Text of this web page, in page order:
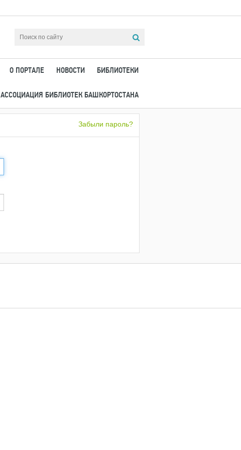
БИБЛИОТЕКИ
НОВОСТИ
О ПОРТАЛЕ
АССОЦИАЦИЯ БИБЛИОТЕК БАШКОРТОСТАНА
Забыли пароль?